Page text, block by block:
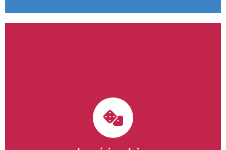
bergeracois. A travers les Temps d’Activités
Périscolaires (TAP) et les Pauses Méridiennes, nous
apportons une réponse adaptée et individualisée